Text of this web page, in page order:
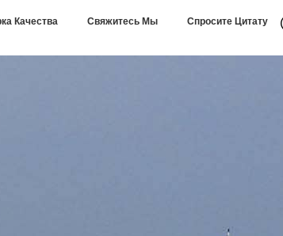
Качества Свяжитесь Мы Спросите Цитату